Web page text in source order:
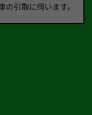
の引取に伺います。